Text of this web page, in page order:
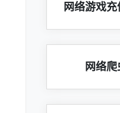
网络游戏
网络